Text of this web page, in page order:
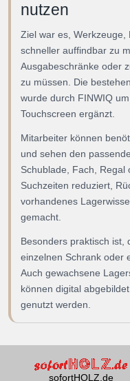
nutzen
Ziel war es, Werkzeuge,
schneller auffindbar zu
Ausgabeschränke oder
zu müssen. Die
wurde durch FINWIQ
Touchscreen ergänzt.
Mitarbeiter können
und sehen den
Schublade, Fach, Regal
Suchzeiten reduziert,
vorhandenes
gemacht.
Besonders praktisch ist,
einzelnen Schrank oder
Auch gewachsene
können digital
genutzt werden.
sofortHOLZ.de